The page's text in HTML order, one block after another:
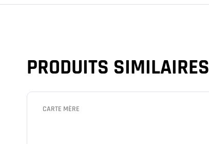
PRODUITS SIMILAIRES
CARTE MÈRE